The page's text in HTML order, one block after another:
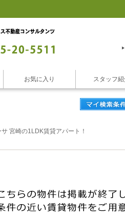
お気に入り スタッフ
宮崎の1LDK賃貸アパート！